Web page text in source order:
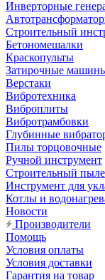
Инверторные
Строительный
Бетономешалки
Краскопульты
Затирочные
Верстаки
Вибротехника
Виброплиты
Вибротрамбовки
Глубинные
Пилы торцовочные
Ручной инструмент
Строительный
Инструмент для
Котлы и
Новости
Производители
Помощь
Условия оплаты
Условия доставки
Гарантия на товар